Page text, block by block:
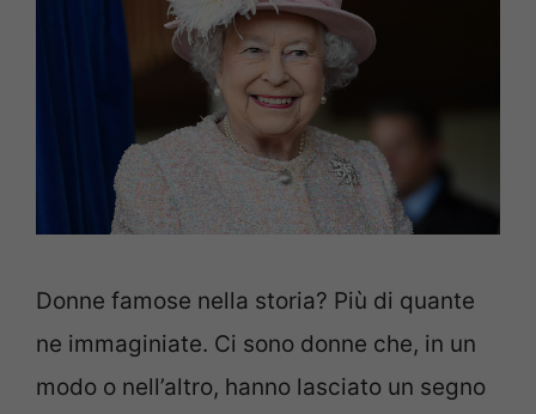
Donne famose nella storia? Più di quante
ne immaginiate. Ci sono donne che, in un
modo o nell’altro, hanno lasciato un segno